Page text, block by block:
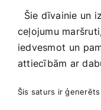
Šie dīvainie un
ceļojumu
iedvesmot⁢ un⁤
attiecībām ar
Šis saturs ir ģenerēts